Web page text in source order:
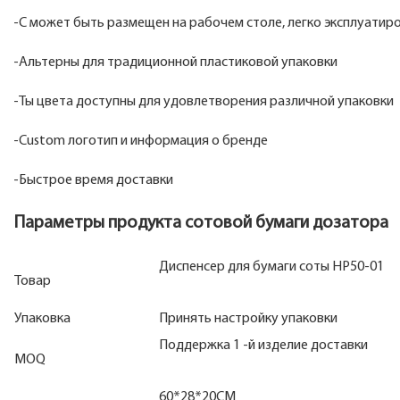
-С может быть размещен на рабочем столе, легко
-Альтерны для традиционной пластиковой упаковки
-Ты цвета доступны для удовлетворения различной упаковки
-Custom логотип и информация о бренде
-Быстрое время доставки
Параметры продукта сотовой бумаги дозатора
Товар
Диспенсер для бумаги соты HP50-01
Упаковка Принять настройку упаковки
MOQ
Поддержка 1 -й изделие доставки